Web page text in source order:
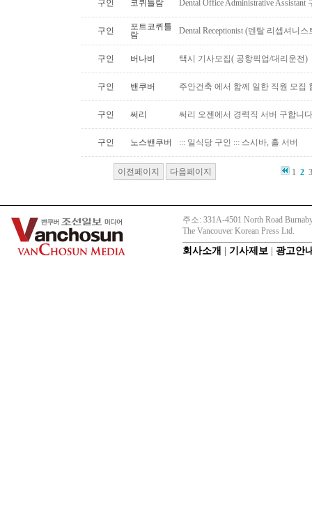
구인 코퀴틀람 Dental Office Administrative Assistant
구인
포트코퀴틀
람
Dental Receptionist (덴탈 리셉셔니
구인 버나비 택시 기사모집( 공항픽업/대리운전)
구인 밴쿠버 주안건축 에서 함께 일한 직원 모집
구인 써리 써리 오젠에서 경력직 서버 구합니다
구인 노스밴쿠버 ::: 일식당 구인 ::: 스시바, 홀 서버
이전페이지 다음페이지 1 2
주소: 331A-4501 North Road
The Vancouver Korean Press Ltd.
회사소개 기사제보 광고안